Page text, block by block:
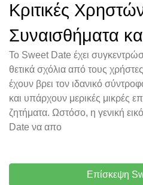
Κριτικές
Συναισθήματα
Το Sweet Date έχει
θετικά σχόλια από τους
έχουν βρει τον ιδανικό
και υπάρχουν μερικές μικρές
ζητήματα. Ωστόσο, η γενική
Date να απο
Επίσκεψη